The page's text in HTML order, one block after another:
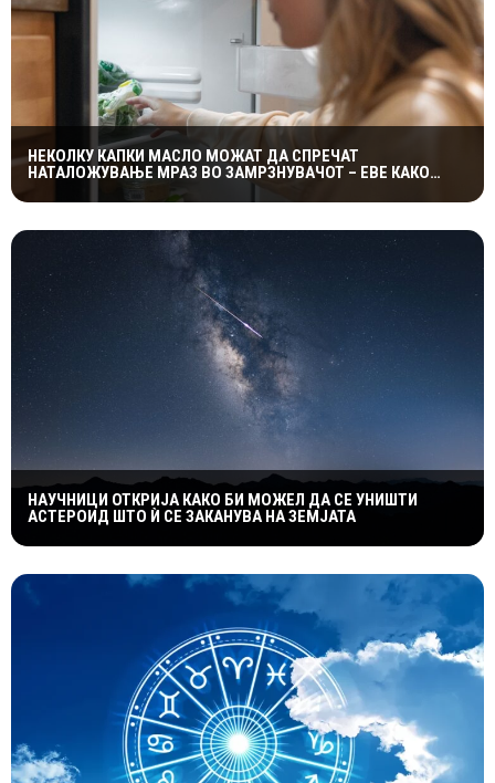
НЕКОЛКУ КАПКИ МАСЛО МОЖАТ ДА СПРЕЧАТ
НАТАЛОЖУВАЊЕ МРАЗ ВО ЗАМРЗНУВАЧОТ – ЕВЕ КАКО
ФУНКЦИОНИРА ЕДНОСТАВНИОТ ТРИК
НАУЧНИЦИ ОТКРИЈА КАКО БИ МОЖЕЛ ДА СЕ УНИШТИ
АСТЕРОИД ШТО Ѝ СЕ ЗАКАНУВА НА ЗЕМЈАТА